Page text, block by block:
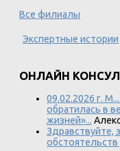
Все филиалы
Экспертные истории
ОНЛАЙН
09.02.2026 г.
обратилась в
жизней»...
Здравствуйте,